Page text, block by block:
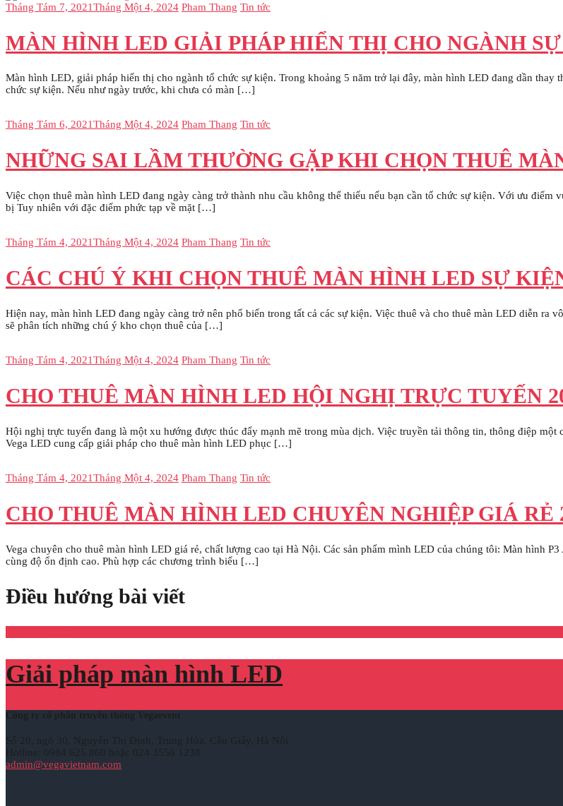
Tháng Tám 7, 2021Tháng Một 4, 2024 Pham Thang Tin tức
MÀN HÌNH LED GIẢI PHÁP HIỂN THỊ CHO NGÀNH SỰ
Màn hình LED, giải pháp hiển thị cho ngành tổ chức sự kiện. Trong khoảng 5 năm trở lại đây, màn hình LED đang dần
chức sự kiện. Nếu như ngày trước, khi chưa có màn […]
Tháng Tám 6, 2021Tháng Một 4, 2024 Pham Thang Tin tức
NHỮNG SAI LẦM THƯỜNG GẶP KHI CHỌN THUÊ
Việc chọn thuê màn hình LED đang ngày càng trở thành nhu cầu không thể thiếu nếu bạn cần tổ chức sự kiện. Với ưu
bị Tuy nhiên với đặc điểm phức tạp về mặt […]
Tháng Tám 4, 2021Tháng Một 4, 2024 Pham Thang Tin tức
CÁC CHÚ Ý KHI CHỌN THUÊ MÀN HÌNH LED SỰ
Hiện nay, màn hình LED đang ngày càng trở nên phổ biến trong tất cả các sự kiện. Việc thuê và cho thuê màn LED diễn ra
sẽ phân tích những chú ý kho chọn thuê của […]
Tháng Tám 4, 2021Tháng Một 4, 2024 Pham Thang Tin tức
CHO THUÊ MÀN HÌNH LED HỘI NGHỊ TRỰC TUYẾN
Hội nghị trực tuyến đang là một xu hướng được thúc đẩy mạnh mẽ trong mùa dịch. Việc truyền tải thông tin, thông điệp
Vega LED cung cấp giải pháp cho thuê màn hình LED phục […]
Tháng Tám 4, 2021Tháng Một 4, 2024 Pham Thang Tin tức
CHO THUÊ MÀN HÌNH LED CHUYÊN NGHIỆP GIÁ RẺ
Vega chuyên cho thuê màn hình LED giá rẻ, chất lượng cao tại Hà Nội. Các sản phẩm mình LED của chúng tôi: Màn hình
cùng độ ổn định cao. Phù hợp các chương trình biểu […]
Điều hướng bài viết
Giải pháp màn hình LED
Công ty cổ phần truyền thông Vegaevent
Số 20, ngõ 30, Nguyễn Thị Định, Trung Hòa, Cầu Giấy, Hà Nội
Hotline: 0984 625 860 hoặc 024 3556 1238
admin@vegavietnam.com